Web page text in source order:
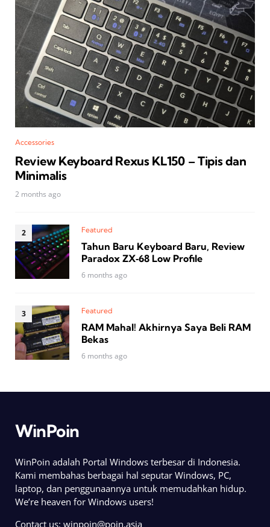
Accessories
Review Keyboard Rexus KL150 – Tipis dan
Minimalis
2 months ago
Featured
Tahun Baru Keyboard Baru, Review
Paradox ZX‑68 Low Profile
6 months ago
Featured
RAM Mahal! Akhirnya Saya Beli RAM
Bekas
6 months ago
WinPoin
WinPoin adalah Portal Windows terbesar di Indonesia.
Kami membahas berbagai hal seputar Windows, PC,
laptop, dan penggunaannya untuk memudahkan hidup.
We’re heaven for Windows users!
Contact us: winpoin@poin.asia